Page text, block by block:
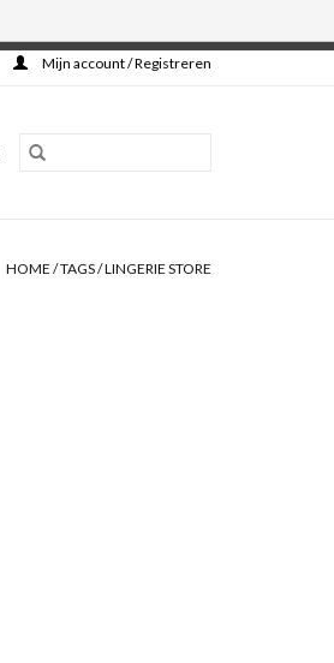
Mijn account / Registreren
HOME /TAGS/LINGERIE STORE